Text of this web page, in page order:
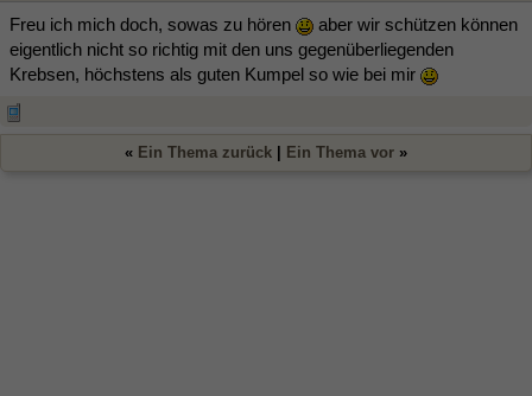
Freu ich mich doch, sowas zu hören
aber wir schützen können
eigentlich nicht so richtig mit den uns gegenüberliegenden
Krebsen, höchstens als guten Kumpel so wie bei mir
« Ein Thema zurück Ein Thema vor »